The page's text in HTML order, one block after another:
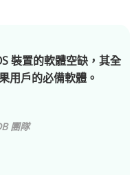
裝置的軟體空缺，其全
用戶的必備軟體。
團隊